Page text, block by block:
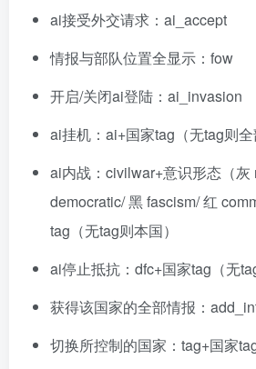
ai接受外交请求：ai_accept
情报与部队位置全显示：fow
开启/关闭ai登陆：ai_invasion
ai挂机：ai+国家tag（无tag则全
ai内战：civilwar+意识形态（灰
democratic/ 黑 fascism/ 红
tag（无tag则本国）
ai停止抵抗：dfc+国家tag（无
获得该国家的全部情报：
切换所控制的国家：tag+国家